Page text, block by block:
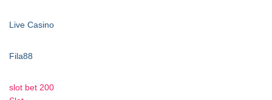
Live Casino
Fila88
slot bet 200